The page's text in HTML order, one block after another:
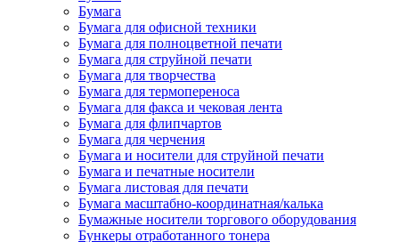
Бумага
Бумага для офисной техники
Бумага для полноцветной печати
Бумага для струйной печати
Бумага для творчества
Бумага для термопереноса
Бумага для факса и чековая лента
Бумага для флипчартов
Бумага для черчения
Бумага и носители для струйной печати
Бумага и печатные носители
Бумага листовая для печати
Бумага масштабно-координатная/калька
Бумажные носители торгового оборудования
Бункеры отработанного тонера